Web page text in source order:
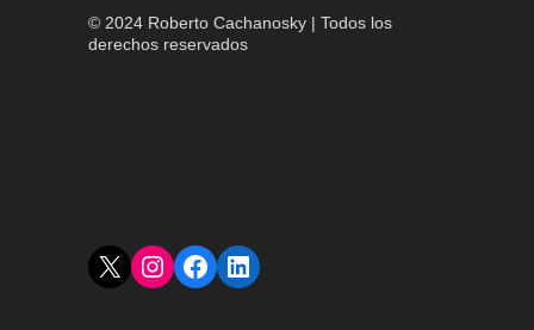
© 2024 Roberto Cachanosky | Todos los
derechos reservados
X Instagram
Facebook
LinkedIn